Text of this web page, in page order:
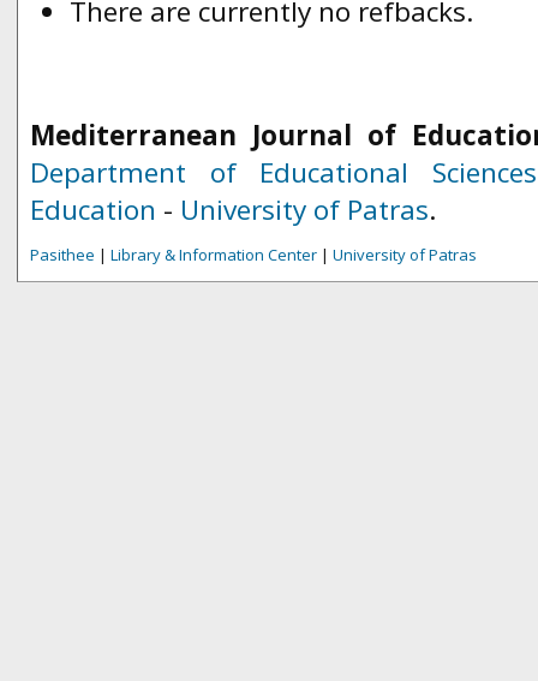
There are currently no refbacks.
Mediterranean Journal of
Department of Educational
Education - University of Patras.
Pasithee | Library & Information Center | University of Patras